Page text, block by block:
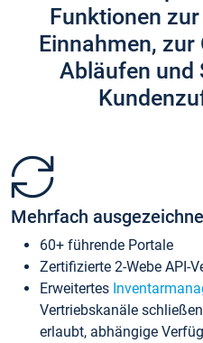
Funktionen
Einnahmen,
Abläufen und
Mehrfach
60+ führende Portale
Zertifizierte 2-Webe API-
Erweitertes
Vertriebskanäle
erlaubt, abhängige